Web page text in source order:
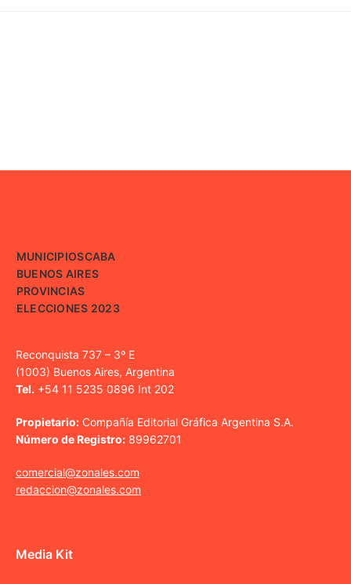
MUNICIPIOSCABA
BUENOS AIRES
PROVINCIAS
ELECCIONES 2023
Reconquista 737 – 3º E
(1003) Buenos Aires, Argentina
Tel. +54 11 5235 0896 Int 202
Propietario: Compañía Editorial Gráfica Argentina S.A.
Número de Registro: 89962701
comercial@zonales.com
redaccion@zonales.com
Media Kit